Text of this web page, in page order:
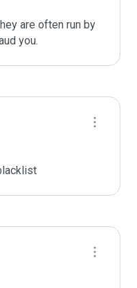
are often run by
you.